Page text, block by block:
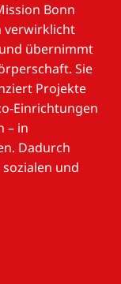
Bonn
verwirklicht
übernimmt
Sie
Projekte
Einrichtungen
– in
Dadurch
und